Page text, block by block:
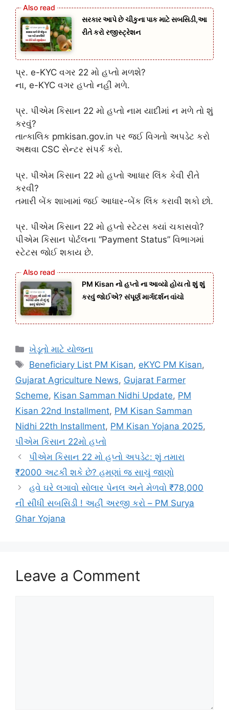
સરકાર આપે છે ચીકુના પાક માટે સબસિડી,આ
રીતે કરો રજીસ્ટ્રેશન
પ્ર. e-KYC વગર 22 મો હપ્તો મળશે?
ના, e-KYC વગર હપ્તો નહીં મળે.
પ્ર. પીએમ કિસાન 22 મો હપ્તો નામ યાદીમાં ન મળે તો શું
કરવું?
તાત્કાલિક pmkisan.gov.in પર જઈ વિગતો અપડેટ કરો
અથવા CSC સેન્ટર સંપર્ક કરો.
પ્ર. પીએમ કિસાન 22 મો હપ્તો આધાર લિંક કેવી રીતે
કરવી?
તમારી બેંક શાખામાં જઈ આધાર-બેંક લિંક કરાવી શકો છો.
પ્ર. પીએમ કિસાન 22 મો હપ્તો સ્ટેટસ ક્યાં ચકાસવો?
પીએમ કિસાન પોર્ટલના “Payment Status” વિભાગમાં
સ્ટેટસ જોઈ શકાય છે.
PM Kisan નો હપ્તો ના આવ્યો હોય તો શું શું
કરવું જોઈએ? સંપૂર્ણ માર્ગદર્શન વાંચો
Categories
ખેડૂતો માટે યોજના
Tags
Beneficiary List PM Kisan, eKYC PM Kisan,
Gujarat Agriculture News, Gujarat Farmer
Scheme, Kisan Samman Nidhi Update, PM
Kisan 22nd Installment, PM Kisan Samman
Nidhi 22th Installment, PM Kisan Yojana 2025,
પીએમ કિસાન 22મો હપ્તો
પીએમ કિસાન 22 મો હપ્તો અપડેટ: શું તમારા
₹2000 અટકી શકે છે? હમણાં જ સાચું જાણો
હવે ઘરે લગાવો સોલાર પેનલ અને મેળવો ₹78,000
ની સીધી સબસિડી ! અહીં અરજી કરો – PM Surya
Ghar Yojana
Leave a Comment